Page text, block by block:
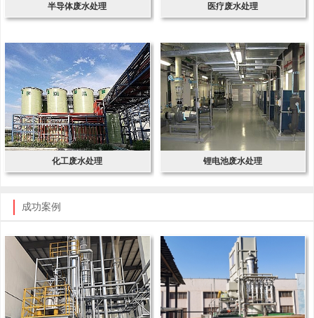
半导体废水处理 医疗废水处理
化工废水处理 锂电池废水处理
成功案例